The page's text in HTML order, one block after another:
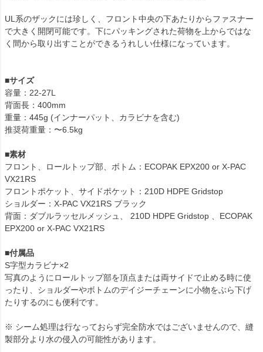
UL系のザックには珍しく、フロント中央の下あたりからファスナー
で大きく開閉可能です。下にパッキングされた荷物を上からではな
く間から取り出すことができるうれしい仕様になっています。
■サイズ
容量：22-27L
背面長：400mm
重量：445g (インナーパット、カラビナを含む)
推奨荷重量：〜6.5kg
■素材
フロント、ロールトップ部、ボトム：ECOPAK EPX200 or X-PAC
VX21RS
フロントポケット、サイドポケット：210D HDPE Gridstop
ショルダー：X-PAC VX21RS ブラック
背面：ダブルラッセルメッシュ、 210D HDPE Gridstop 、ECOPAK
EPX200 or X-PAC VX21RS
■付属品
S字型カラビナ×2
写真のようにロールトップ部を頂点または両サイドで止める時に使
ったり、ショルダーやボトムのデイジーチェーンに小物をぶら下げ
たりするのにも便利です。
※ シーム処理は行なっておらず完全防水ではございませんので、縫
製部分より水の侵入の可能性があります。